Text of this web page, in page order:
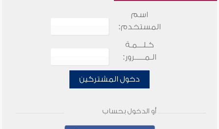
اسم
المستخدم:
كـلـــمـة
الـمـــــرور:
دخول المشتركين
أو الدخول بحساب